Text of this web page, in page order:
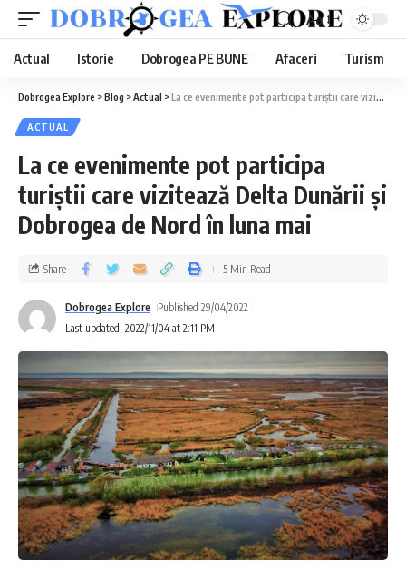
Aa
Actual Istorie Dobrogea PE BUNE Afaceri Turism
Dobrogea Explore >Blog >Actual >La ce evenimente pot participa turiștii care vizitează Delta Dunării și Dobrogea de Nord în luna mai
ACTUAL
La ce evenimente pot participa
turiștii care vizitează Delta Dunării și
Dobrogea de Nord în luna mai
Last updated: 2022/11/04 at 2:11 PM
Dobrogea Explore Published 29/04/2022
Share 5 Min Read